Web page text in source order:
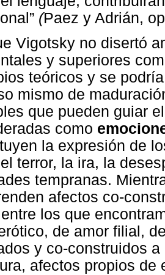
(Paez y Adrián,
Vigotsky no disertó
y superiores
teóricos y se
mismo de
que pueden guiar
como
la expresión de
terror, la ira, la
tempranas.
afectos co-
los que
de amor filial,
y co-construidos
afectos propios de